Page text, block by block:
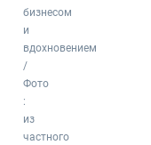
бизнесом
и
вдохновением
/
Фото
:
из
частного